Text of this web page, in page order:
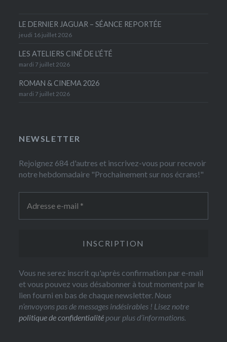
LE DERNIER JAGUAR – SÉANCE REPORTÉE
jeudi 16 juillet 2026
LES ATELIERS CINÉ DE L’ÉTÉ
mardi 7 juillet 2026
ROMAN & CINEMA 2026
mardi 7 juillet 2026
NEWSLETTER
Rejoignez 684 d'autres et inscrivez-vous pour recevoir
notre hebdomadaire "Prochainement sur nos écrans!"
Vous ne serez inscrit qu'après confirmation par e-mail
et vous pouvez vous désabonner à tout moment par le
lien fourni en bas de chaque newsletter. Nous
n’envoyons pas de messages indésirables ! Lisez notre
politique de confidentialité pour plus d’informations.